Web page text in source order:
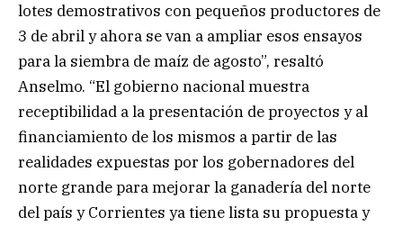
lotes demostrativos con pequeños productores de
3 de abril y ahora se van a ampliar esos ensayos
para la siembra de maíz de agosto”, resaltó
Anselmo. “El gobierno nacional muestra
receptibilidad a la presentación de proyectos y al
financiamiento de los mismos a partir de las
realidades expuestas por los gobernadores del
norte grande para mejorar la ganadería del norte
del país y Corrientes ya tiene lista su propuesta y